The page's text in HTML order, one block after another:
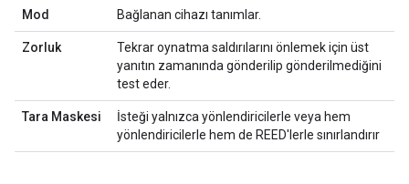
Mod Bağlanan cihazı tanımlar.
Zorluk
Tekrar oynatma saldırılarını önlemek için üst
yanıtın zamanında gönderilip gönderilmediğini
test eder.
Tara Maskesi
İsteği yalnızca yönlendiricilerle veya hem
yönlendiricilerle hem de REED'lerle sınırlandırır